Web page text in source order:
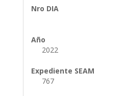
Nro DIA
Año
2022
Expediente SEAM
767